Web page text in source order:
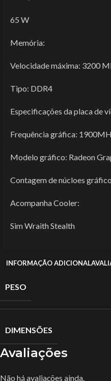
65 W
Memória:
Velocidade máxima: 3200
Tipo: DDR4
Especificações da placa de
Frequência gráfica:
Modelo gráfico: Radeon
Contagem de núcloes
Acompanha Cooler:
Sim Wraith Stealth
INFORMAÇÃO ADICIONAL
PESO
DIMENSÕES
Avaliações
Não há avaliações ainda.